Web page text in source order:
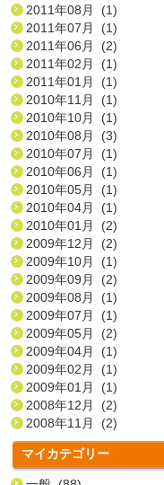
2011年08月 (1)
2011年07月 (1)
2011年06月 (2)
2011年02月 (1)
2011年01月 (1)
2010年11月 (1)
2010年10月 (1)
2010年08月 (3)
2010年07月 (1)
2010年06月 (1)
2010年05月 (1)
2010年04月 (1)
2010年01月 (2)
2009年12月 (2)
2009年10月 (1)
2009年09月 (2)
2009年08月 (1)
2009年07月 (1)
2009年05月 (2)
2009年04月 (1)
2009年02月 (1)
2009年01月 (1)
2008年12月 (2)
2008年11月 (2)
マイカテゴリー